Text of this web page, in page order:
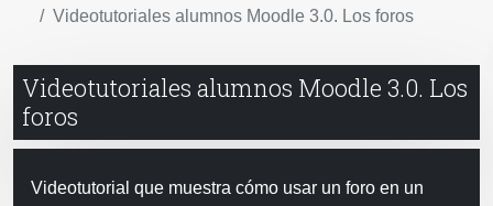
Videotutoriales alumnos Moodle 3.0. Los foros
Videotutoriales alumnos Moodle 3.0. Los
foros
Videotutorial que muestra cómo usar un foro en un